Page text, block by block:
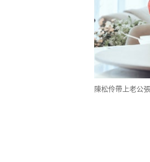
陳松伶帶上老公